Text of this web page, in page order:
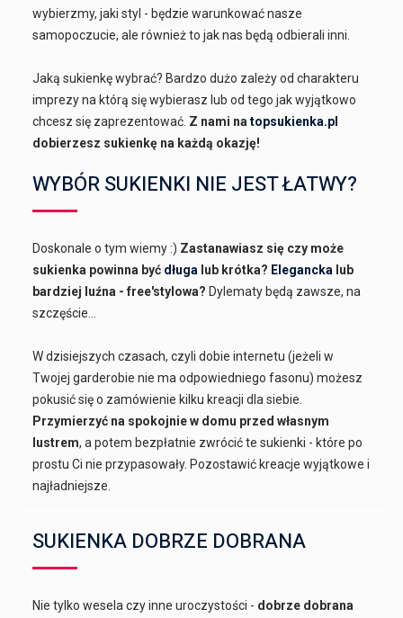
wybierzmy, jaki styl - będzie warunkować nasze
samopoczucie, ale również to jak nas będą odbierali inni.
Jaką sukienkę wybrać? Bardzo dużo zależy od charakteru
imprezy na którą się wybierasz lub od tego jak wyjątkowo
chcesz się zaprezentować. Z nami natopsukienka.pl
dobierzesz sukienkę na każdą okazję!
WYBÓR SUKIENKI NIE JEST ŁATWY?
Doskonale o tym wiemy :) Zastanawiasz się czy może
sukienka powinna być długa lub krótka? Elegancka lub
bardziej luźna - free'stylowa? Dylematy będą zawsze, na
szczęście...
W dzisiejszych czasach, czyli dobie internetu (jeżeli w
Twojej garderobie nie ma odpowiedniego fasonu) możesz
pokusić się o zamówienie kilku kreacji dla siebie.
Przymierzyć na spokojnie w domu przed własnym
lustrem, a potem bezpłatnie zwrócić te sukienki - które po
prostu Ci nie przypasowały. Pozostawić kreacje wyjątkowe i
najładniejsze.
SUKIENKA DOBRZE DOBRANA
Nie tylko wesela czy inne uroczystości - dobrze dobrana